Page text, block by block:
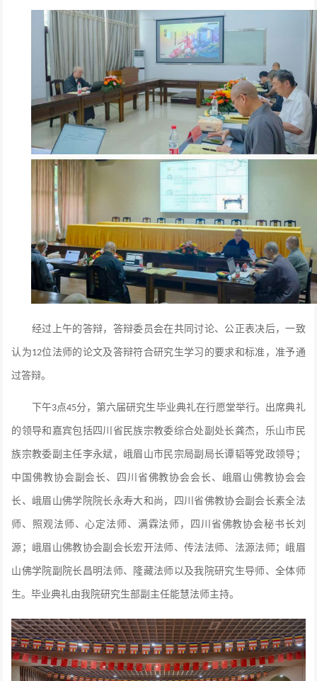
经过上午的答辩，答辩委员会在共同讨论、公正表决后，一致
认为12位法师的论文及答辩符合研究生学习的要求和标准，准予通
过答辩。
下午3点45分，第六届研究生毕业典礼在行愿堂举行。出席典礼
的领导和嘉宾包括四川省民族宗教委综合处副处长龚杰，乐山市民
族宗教委副主任李永斌，峨眉山市民宗局副局长谭韬等党政领导；
中国佛教协会副会长、四川省佛教协会会长、峨眉山佛教协会会
长、峨眉山佛学院院长永寿大和尚，四川省佛教协会副会长素全法
师、照观法师、心定法师、满霖法师，四川省佛教协会秘书长刘
源；峨眉山佛教协会副会长宏开法师、传法法师、法源法师；峨眉
山佛学院副院长昌明法师、隆藏法师以及我院研究生导师、全体师
生。毕业典礼由我院研究生部副主任能慧法师主持。